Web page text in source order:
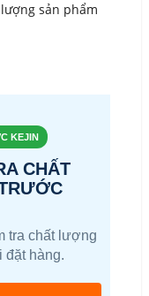
sản phẩm
KEJIN
CHẤT
tra chất lượng
đặt hàng.